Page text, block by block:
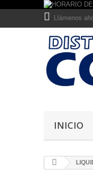
Llámenos
INICIO